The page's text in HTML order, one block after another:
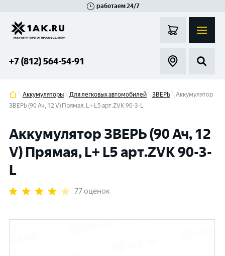
работаем 24/7
+7 (812) 564-54-91
Аккумуляторы Для легковых автомобилей ЗВЕРЬ
Аккумулятор
ЗВЕРЬ (90 Ач, 12 V) Прямая, L+ L5 арт.ZVK 90-3-L
Аккумулятор ЗВЕРЬ (90 Ач, 12
V) Прямая, L+ L5 арт.ZVK 90-3-
L
77 оценок
Гатчина